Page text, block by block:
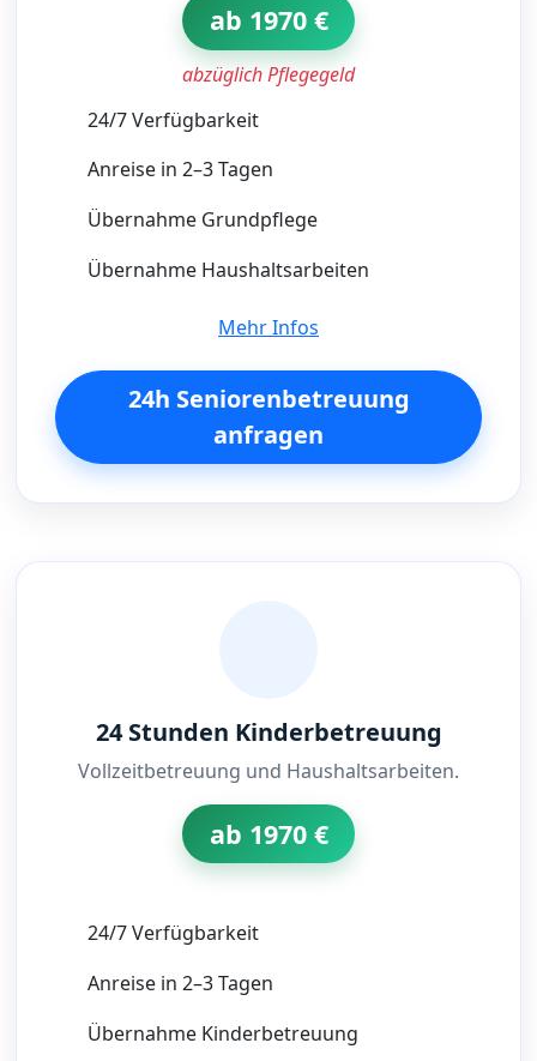
ab 1970 €
abzüglich Pflegegeld
24/7 Verfügbarkeit
Anreise in 2–3 Tagen
Übernahme Grundpflege
Übernahme Haushaltsarbeiten
Mehr Infos
24h Seniorenbetreuung
anfragen
24 Stunden Kinderbetreuung
Vollzeitbetreuung und Haushaltsarbeiten.
ab 1970 €
24/7 Verfügbarkeit
Anreise in 2–3 Tagen
Übernahme Kinderbetreuung